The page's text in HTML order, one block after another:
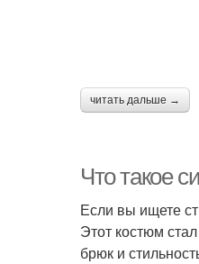
читать дальше →
Что такое
Если вы ищете
Этот костюм
брюк и